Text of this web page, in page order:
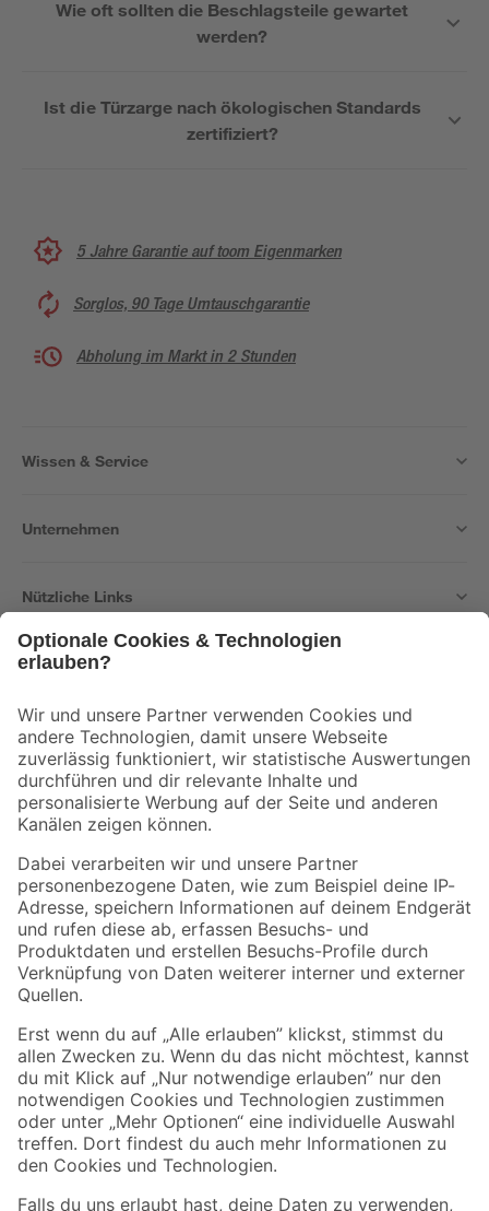
Wie oft sollten die Beschlagsteile gewartet
werden?
Ist die Türzarge nach ökologischen Standards
zertifiziert?
5 Jahre Garantie auf toom Eigenmarken
Sorglos, 90 Tage Umtauschgarantie
Abholung im Markt in 2 Stunden
Wissen & Service
Unternehmen
Nützliche Links
Der toom Newsletter: Keine Angebote und Aktionen mehr verpassen!
Zur Newsletter Anmeldung
Folge uns
Zahlungsarten Versandarten
Sicher einkaufen
Jetzt die toom-App herunterladen